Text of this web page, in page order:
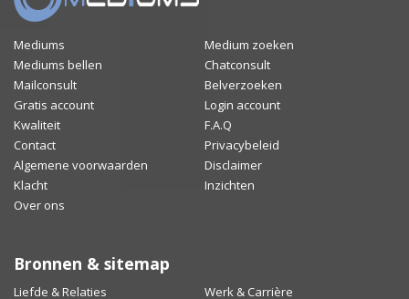
Mediums
Medium zoeken
Mediums bellen
Chatconsult
Mailconsult
Belverzoeken
Gratis account
Login account
Kwaliteit
F.A.Q
Contact
Privacybeleid
Algemene voorwaarden
Disclaimer
Klacht
Inzichten
Over ons
Bronnen & sitemap
Liefde & Relaties Werk & Carrière